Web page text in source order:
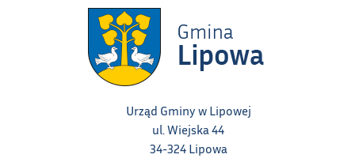
Urząd Gminy w Lipowej
ul. Wiejska 44
34-324 Lipowa